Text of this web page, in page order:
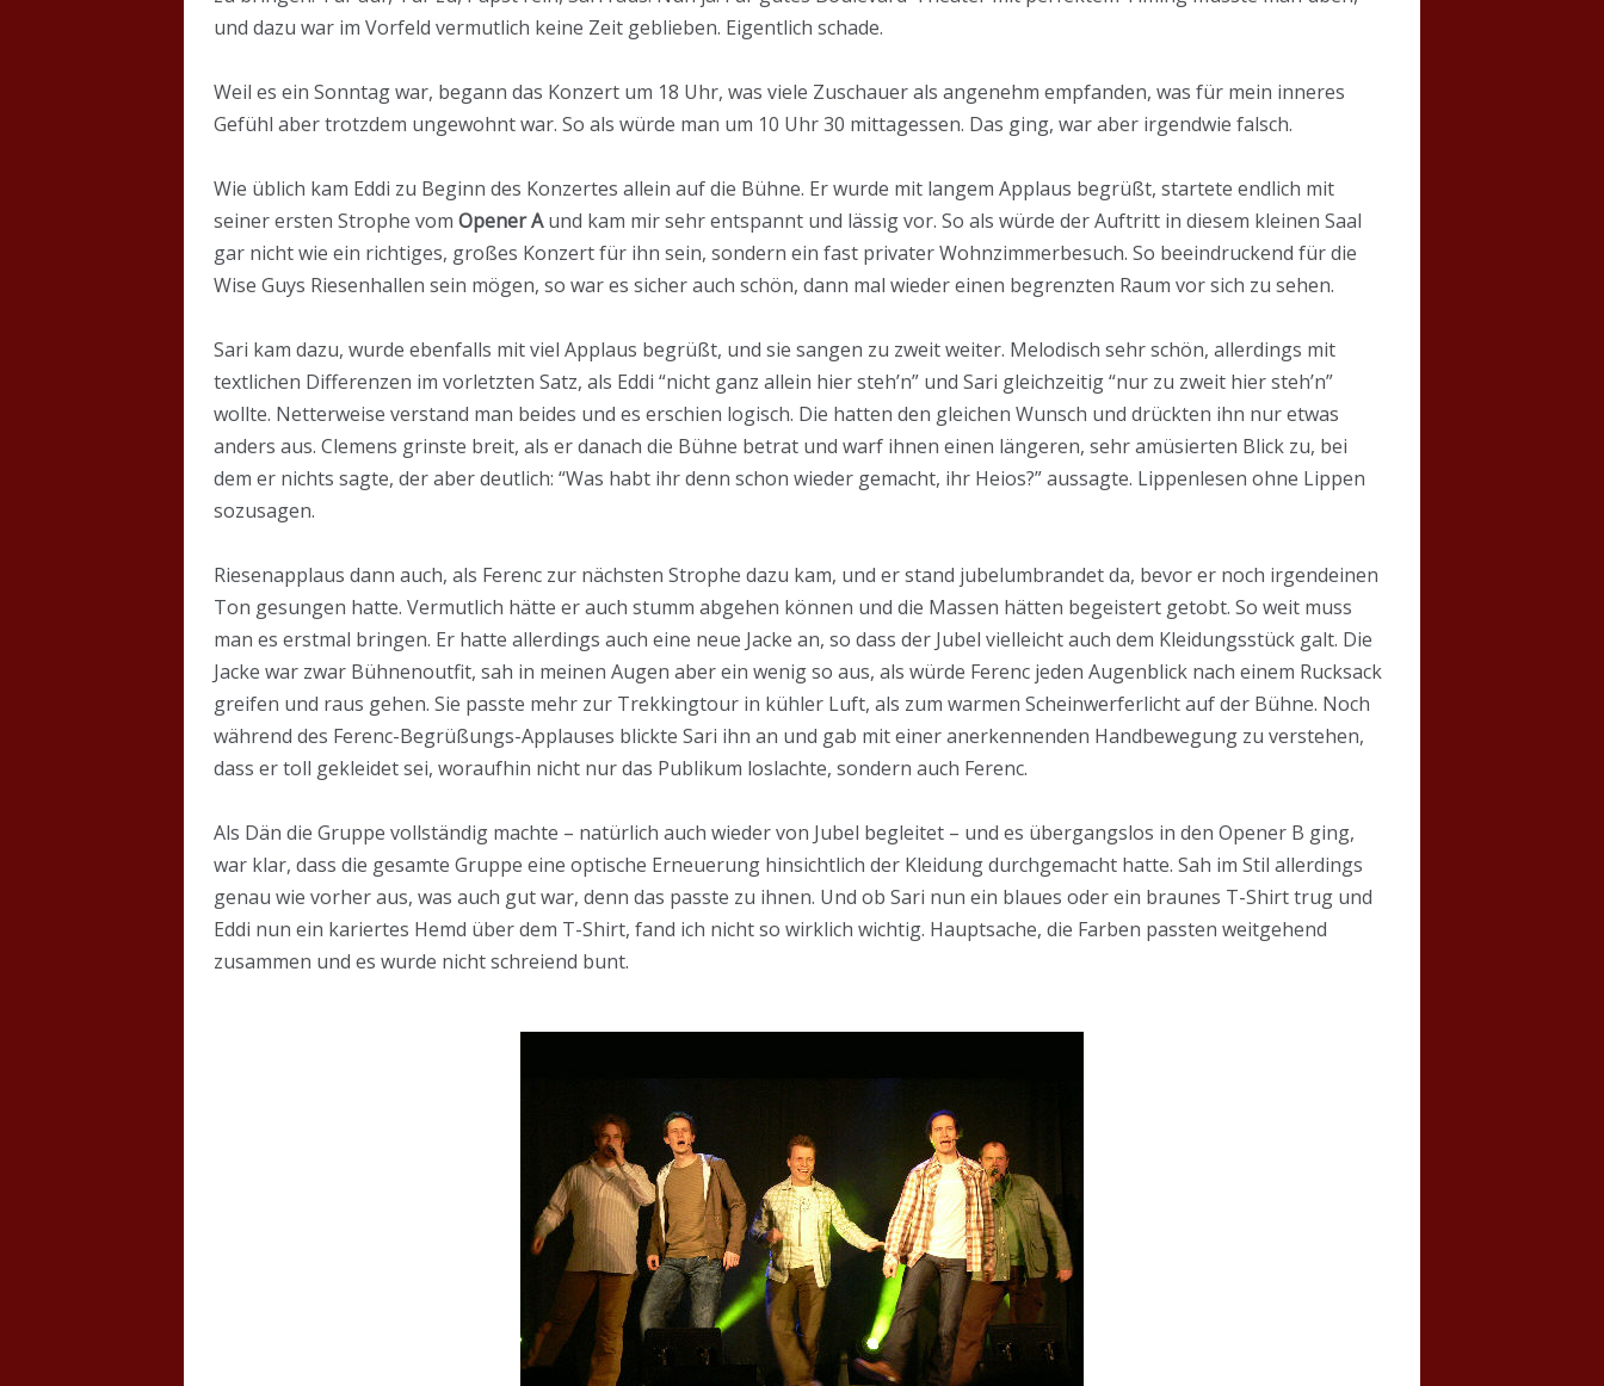
und dazu war im Vorfeld vermutlich keine Zeit geblieben. Eigentlich schade.
Weil es ein Sonntag war, begann das Konzert um 18 Uhr, was viele Zuschauer als angenehm empfanden, was für mein inneres
Gefühl aber trotzdem ungewohnt war. So als würde man um 10 Uhr 30 mittagessen. Das ging, war aber irgendwie falsch.
Wie üblich kam Eddi zu Beginn des Konzertes allein auf die Bühne. Er wurde mit langem Applaus begrüßt, startete endlich mit
seiner ersten Strophe vomOpener Aund kam mir sehr entspannt und lässig vor. So als würde der Auftritt in diesem kleinen Saal
gar nicht wie ein richtiges, großes Konzert für ihn sein, sondern ein fast privater Wohnzimmerbesuch. So beeindruckend für die
Wise Guys Riesenhallen sein mögen, so war es sicher auch schön, dann mal wieder einen begrenzten Raum vor sich zu sehen.
Sari kam dazu, wurde ebenfalls mit viel Applaus begrüßt, und sie sangen zu zweit weiter. Melodisch sehr schön, allerdings mit
textlichen Differenzen im vorletzten Satz, als Eddi “nicht ganz allein hier steh’n” und Sari gleichzeitig “nur zu zweit hier steh’n”
wollte. Netterweise verstand man beides und es erschien logisch. Die hatten den gleichen Wunsch und drückten ihn nur etwas
anders aus. Clemens grinste breit, als er danach die Bühne betrat und warf ihnen einen längeren, sehr amüsierten Blick zu, bei
dem er nichts sagte, der aber deutlich: “Was habt ihr denn schon wieder gemacht, ihr Heios?” aussagte. Lippenlesen ohne Lippen
sozusagen.
Riesenapplaus dann auch, als Ferenc zur nächsten Strophe dazu kam, und er stand jubelumbrandet da, bevor er noch irgendeinen
Ton gesungen hatte. Vermutlich hätte er auch stumm abgehen können und die Massen hätten begeistert getobt. So weit muss
man es erstmal bringen. Er hatte allerdings auch eine neue Jacke an, so dass der Jubel vielleicht auch dem Kleidungsstück galt. Die
Jacke war zwar Bühnenoutfit, sah in meinen Augen aber ein wenig so aus, als würde Ferenc jeden Augenblick nach einem Rucksack
greifen und raus gehen. Sie passte mehr zur Trekkingtour in kühler Luft, als zum warmen Scheinwerferlicht auf der Bühne. Noch
während des Ferenc-Begrüßungs-Applauses blickte Sari ihn an und gab mit einer anerkennenden Handbewegung zu verstehen,
dass er toll gekleidet sei, woraufhin nicht nur das Publikum loslachte, sondern auch Ferenc.
Als Dän die Gruppe vollständig machte – natürlich auch wieder von Jubel begleitet – und es übergangslos in den Opener B ging,
war klar, dass die gesamte Gruppe eine optische Erneuerung hinsichtlich der Kleidung durchgemacht hatte. Sah im Stil allerdings
genau wie vorher aus, was auch gut war, denn das passte zu ihnen. Und ob Sari nun ein blaues oder ein braunes T-Shirt trug und
Eddi nun ein kariertes Hemd über dem T-Shirt, fand ich nicht so wirklich wichtig. Hauptsache, die Farben passten weitgehend
zusammen und es wurde nicht schreiend bunt.